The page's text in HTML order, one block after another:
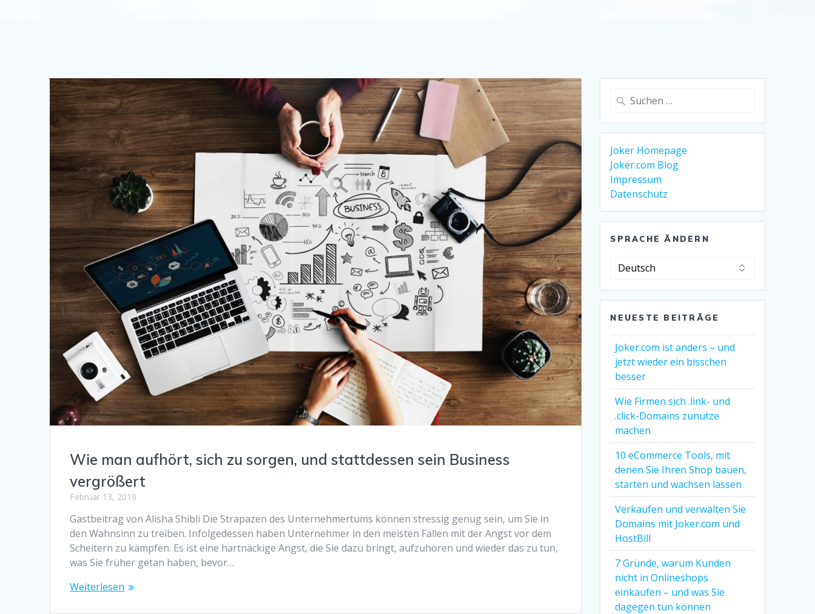
Wie man aufhört, sich zu sorgen, und stattdessen sein Business
vergrößert
Februar 13, 2019
Gastbeitrag von Alisha Shibli Die Strapazen des Unternehmertums können stressig genug sein, um Sie in
den Wahnsinn zu treiben. Infolgedessen haben Unternehmer in den meisten Fällen mit der Angst vor dem
Scheitern zu kämpfen. Es ist eine hartnäckige Angst, die Sie dazu bringt, aufzuhören und wieder das zu tun,
was Sie früher getan haben, bevor…
Weiterlesen
Suche
nach:
Joker Homepage
Joker.com Blog
Impressum
Datenschutz
SPRACHE ÄNDERN
Sprache
NEUESTE BEITRÄGE
Joker.com ist anders – und
jetzt wieder ein bisschen
besser
Wie Firmen sich .link- und
.click-Domains zunutze
machen
10 eCommerce Tools, mit
denen Sie Ihren Shop bauen,
starten und wachsen lassen
Verkaufen und verwalten Sie
Domains mit Joker.com und
HostBill
7 Gründe, warum Kunden
nicht in Onlineshops
einkaufen – und was Sie
dagegen tun können